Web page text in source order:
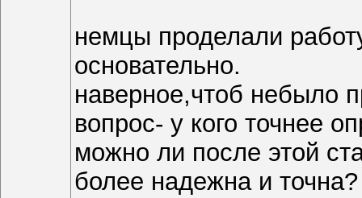
немцы проделали
основательно.
наверное,чтоб небыло
вопрос- у кого точнее
можно ли после этой
более надежна и точна?